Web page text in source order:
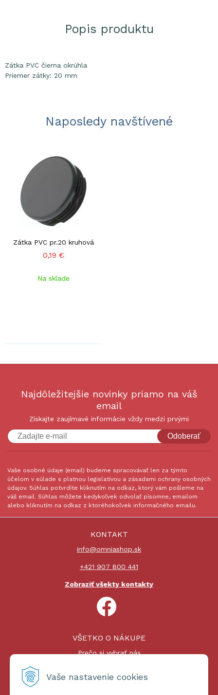
Vaše nastavenie cookies
Popis produktu
Zátka PVC čierna okrúhla
Priemer zátky: 20 mm
Naposledy navštívené
Zátka PVC pr.20 kruhová
0,19 €
Na sklade
Najdôležitejšie novinky priamo na váš
email
Získajte zaujímavé informácie vždy medzi prvými
Odoberať
Vaše osobné údaje (email) budeme spracovávať len za týmto
účelom v súlade s platnou legislatívou a zásadami ochrany osobných
údajov. Súhlas potvrdíte kliknutím na odkaz, ktorý vám pošleme na
váš email. Súhlas môžete kedykoľvek odvolať písomne, emailom
alebo kliknutím na odkaz z ktoréhokoľvek informačného emailu.
KONTAKT
info@omniashop.sk
+421 907 800 441
Zobraziť všekty kontakty
VŠETKO O NÁKUPE
Prečo si vybrať nás
Platby a doprava